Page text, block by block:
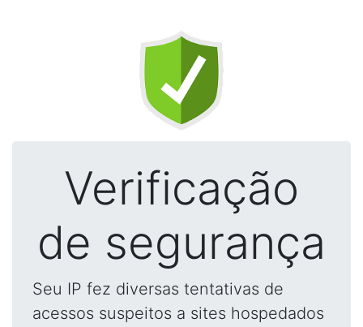
Verificação
de segurança
Seu IP fez diversas tentativas de
acessos suspeitos a sites hospedados